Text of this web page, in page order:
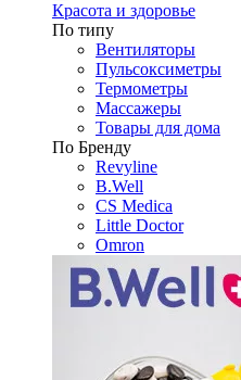
Красота и здоровье
По типу
Вентиляторы
Пульсоксиметры
Термометры
Массажеры
Товары для дома
По Бренду
Revyline
B.Well
CS Medica
Little Doctor
Omron